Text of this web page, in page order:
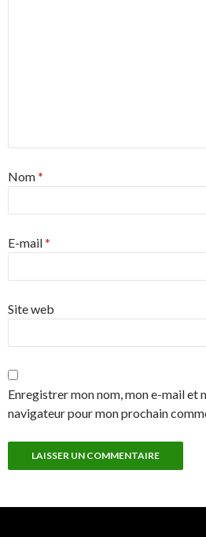
Nom*
E-mail*
Site web
Enregistrer mon nom, mon e-mail et
navigateur pour mon prochain